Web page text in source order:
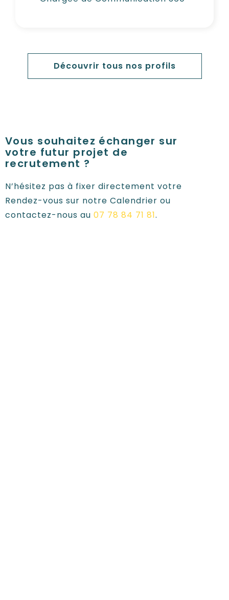
Découvrir tous nos profils
Vous souhaitez échanger sur
votre futur projet de
recrutement ?
N’hésitez pas à fixer directement votre
Rendez-vous sur notre Calendrier ou
contactez-nous au 07 78 84 71 81.